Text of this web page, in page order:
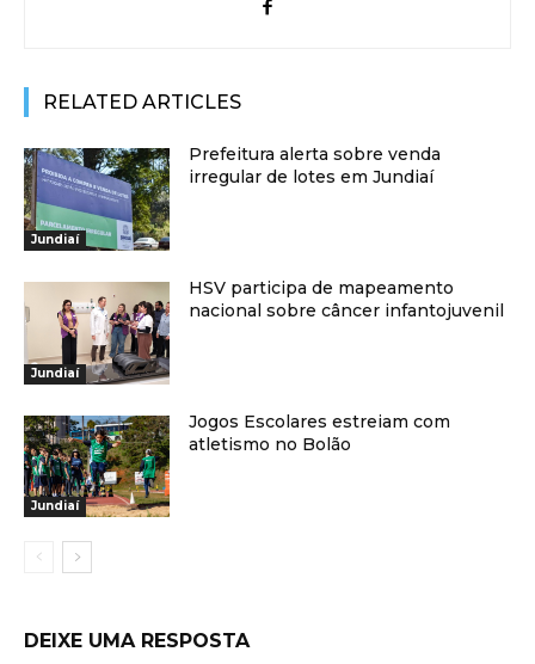
RELATED ARTICLES
Jundiaí
Prefeitura alerta sobre venda
irregular de lotes em Jundiaí
Jundiaí
HSV participa de mapeamento
nacional sobre câncer infantojuvenil
Jundiaí
Jogos Escolares estreiam com
atletismo no Bolão
DEIXE UMA RESPOSTA